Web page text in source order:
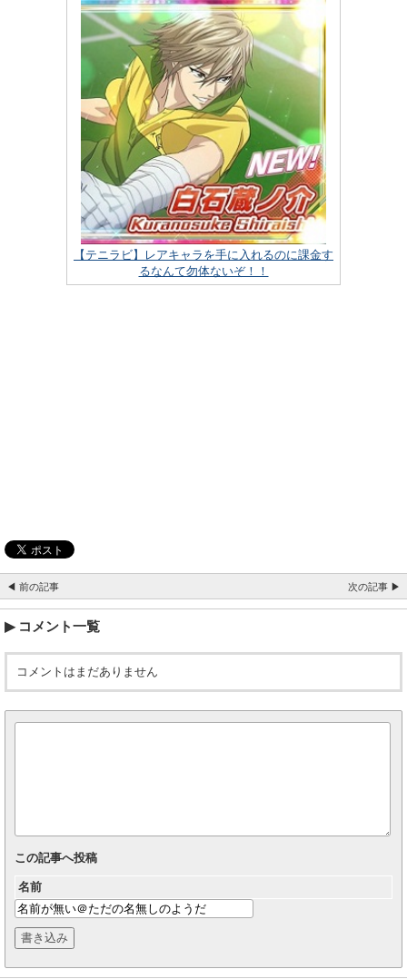
【テニラビ】レアキャラを手に入れるのに課金す
るなんて勿体ないぞ！！
◀ 前の記事 次の記事 ▶
コメント一覧
コメントはまだありません
この記事へ投稿
名前